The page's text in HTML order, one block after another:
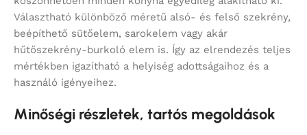
Választható különböző méretű alsó- és felső szekrény,
beépíthető sütőelem, sarokelem vagy akár
hűtőszekrény-burkoló elem is. Így az elrendezés teljes
mértékben igazítható a helyiség adottságaihoz és a
használó igényeihez.
Minőségi részletek, tartós megoldások